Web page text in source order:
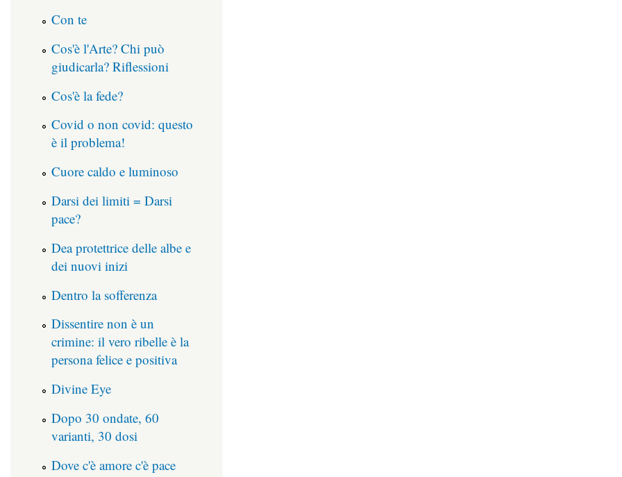
Con te
Cos'è l'Arte? Chi può
giudicarla? Riflessioni
Cos'è la fede?
Covid o non covid: questo
è il problema!
Cuore caldo e luminoso
Darsi dei limiti = Darsi
pace?
Dea protettrice delle albe e
dei nuovi inizi
Dentro la sofferenza
Dissentire non è un
crimine: il vero ribelle è la
persona felice e positiva
Divine Eye
Dopo 30 ondate, 60
varianti, 30 dosi
Dove c'è amore c'è pace